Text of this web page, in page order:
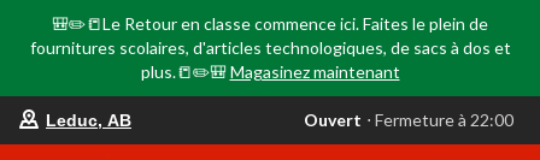
🎒✏️📒Le Retour en classe commence ici. Faites le plein de
fournitures scolaires, d'articles technologiques, de sacs à dos et
plus.📒✏️🎒 Magasinez maintenant
votre
Leduc, AB Ouvert ⋅ Fermeture à 22:00